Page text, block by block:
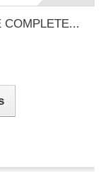
COMPLETE...